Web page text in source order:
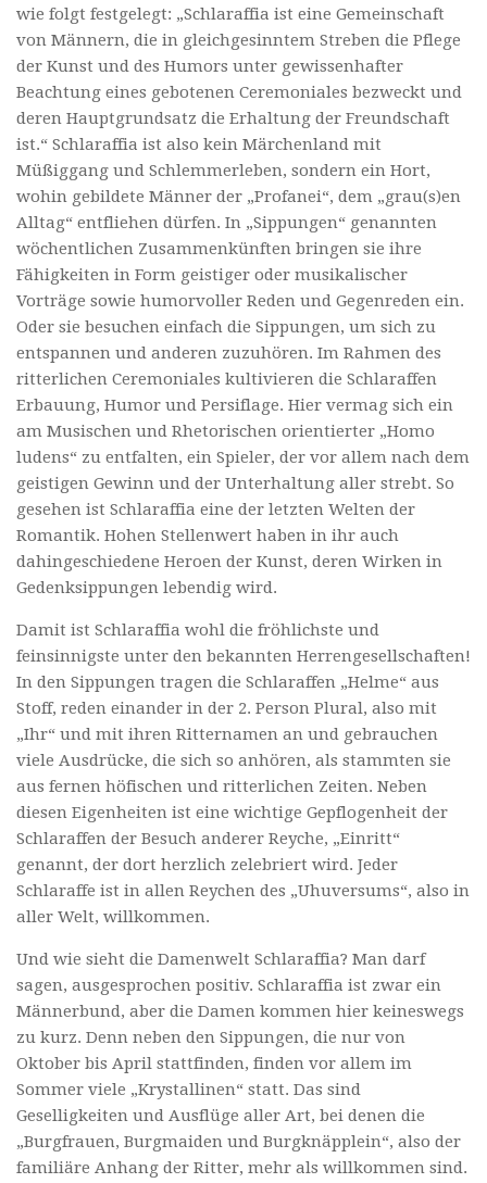
wie folgt festgelegt: „Schlaraffia ist eine Gemeinschaft
von Männern, die in gleichgesinntem Streben die Pflege
der Kunst und des Humors unter gewissenhafter
Beachtung eines gebotenen Ceremoniales bezweckt und
deren Hauptgrundsatz die Erhaltung der Freundschaft
ist.“ Schlaraffia ist also kein Märchenland mit
Müßiggang und Schlemmerleben, sondern ein Hort,
wohin gebildete Männer der „Profanei“, dem „grau(s)en
Alltag“ entfliehen dürfen. In „Sippungen“ genannten
wöchentlichen Zusammenkünften bringen sie ihre
Fähigkeiten in Form geistiger oder musikalischer
Vorträge sowie humorvoller Reden und Gegenreden ein.
Oder sie besuchen einfach die Sippungen, um sich zu
entspannen und anderen zuzuhören. Im Rahmen des
ritterlichen Ceremoniales kultivieren die Schlaraffen
Erbauung, Humor und Persiflage. Hier vermag sich ein
am Musischen und Rhetorischen orientierter „Homo
ludens“ zu entfalten, ein Spieler, der vor allem nach dem
geistigen Gewinn und der Unterhaltung aller strebt. So
gesehen ist Schlaraffia eine der letzten Welten der
Romantik. Hohen Stellenwert haben in ihr auch
dahingeschiedene Heroen der Kunst, deren Wirken in
Gedenksippungen lebendig wird.
Damit ist Schlaraffia wohl die fröhlichste und
feinsinnigste unter den bekannten Herrengesellschaften!
In den Sippungen tragen die Schlaraffen „Helme“ aus
Stoff, reden einander in der 2. Person Plural, also mit
„Ihr“ und mit ihren Ritternamen an und gebrauchen
viele Ausdrücke, die sich so anhören, als stammten sie
aus fernen höfischen und ritterlichen Zeiten. Neben
diesen Eigenheiten ist eine wichtige Gepflogenheit der
Schlaraffen der Besuch anderer Reyche, „Einritt“
genannt, der dort herzlich zelebriert wird. Jeder
Schlaraffe ist in allen Reychen des „Uhuversums“, also in
aller Welt, willkommen.
Und wie sieht die Damenwelt Schlaraffia? Man darf
sagen, ausgesprochen positiv. Schlaraffia ist zwar ein
Männerbund, aber die Damen kommen hier keineswegs
zu kurz. Denn neben den Sippungen, die nur von
Oktober bis April stattfinden, finden vor allem im
Sommer viele „Krystallinen“ statt. Das sind
Geselligkeiten und Ausflüge aller Art, bei denen die
„Burgfrauen, Burgmaiden und Burgknäpplein“, also der
familiäre Anhang der Ritter, mehr als willkommen sind.